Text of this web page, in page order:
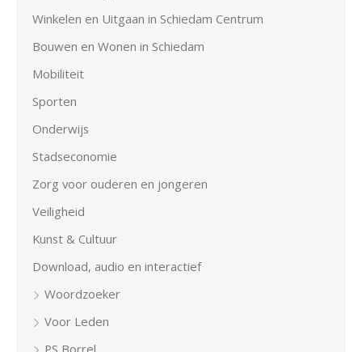
Winkelen en Uitgaan in Schiedam Centrum
Bouwen en Wonen in Schiedam
Mobiliteit
Sporten
Onderwijs
Stadseconomie
Zorg voor ouderen en jongeren
Veiligheid
Kunst & Cultuur
Download, audio en interactief
Woordzoeker
Voor Leden
PS Borrel